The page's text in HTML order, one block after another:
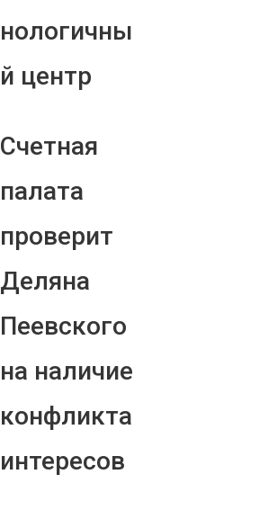
нологичны
й центр
Счетная
палата
проверит
Деляна
Пеевского
на наличие
конфликта
интересов